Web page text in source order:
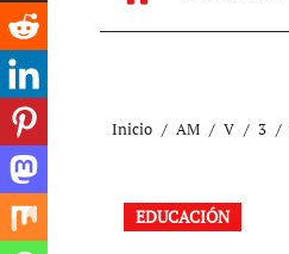
Inicio AM V 3
EDUCACIÓN